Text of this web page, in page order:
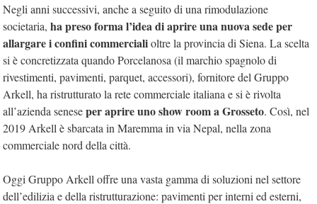
Negli anni successivi, anche a seguito di una rimodulazione
societaria, ha preso forma l’idea di aprire una nuova sede per
allargare i confini commercialioltre la provincia di Siena. La scelta
si è concretizzata quando Porcelanosa (il marchio spagnolo di
rivestimenti, pavimenti, parquet, accessori), fornitore del Gruppo
Arkell, ha ristrutturato la rete commerciale italiana e si è rivolta
all’azienda seneseper aprire uno show room a Grosseto. Così, nel
2019 Arkell è sbarcata in Maremma in via Nepal, nella zona
commerciale nord della città.
Oggi Gruppo Arkell offre una vasta gamma di soluzioni nel settore
dell’edilizia e della ristrutturazione: pavimenti per interni ed esterni,